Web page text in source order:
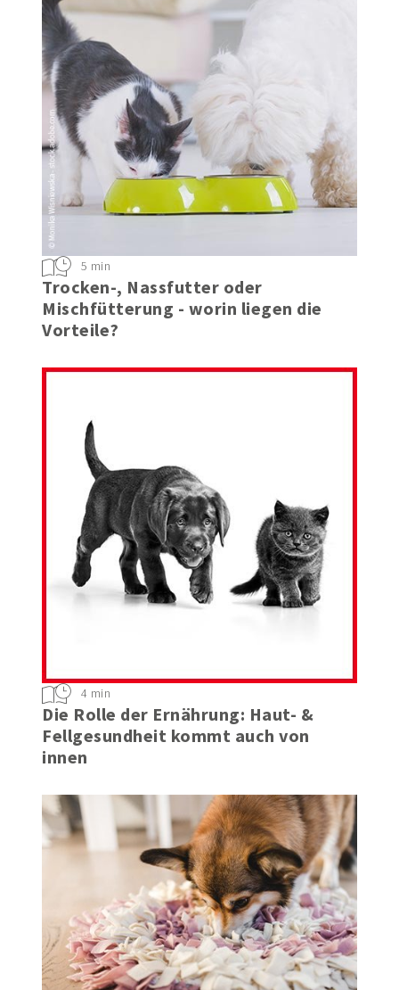
Trocken-, Nassfutter oder
Mischfütterung - worin liegen die
Vorteile?
5 min
Die Rolle der Ernährung: Haut- &
Fellgesundheit kommt auch von
innen
4 min